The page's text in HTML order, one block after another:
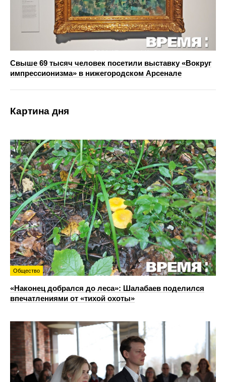
Свыше 69 тысяч человек посетили выставку «Вокруг
импрессионизма» в нижегородском Арсенале
Картина дня
Общество
«Наконец добрался до леса»: Шалабаев поделился
впечатлениями от «тихой охоты»